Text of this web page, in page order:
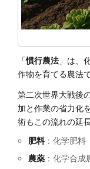
「慣行農法 」は、
作物を育てる農法で
第二次世界大戦後
加と作業の省力化
術もこの流れの延
肥料：化学肥料
農薬 ：化学合